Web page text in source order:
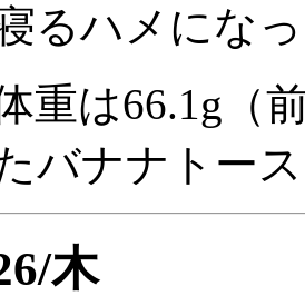
るハメにな
重は66.1g（
バナナトー
木